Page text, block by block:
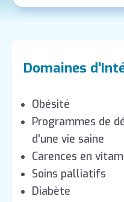
Domaines
Obésité
Programmes de
d'une vie saine
Carences en
Soins palliatifs
Diabète